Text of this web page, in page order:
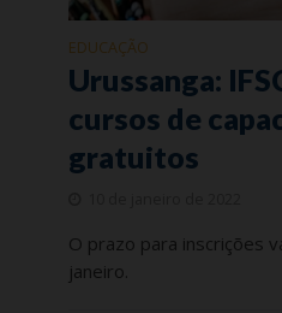
EDUCAÇÃO
Urussanga:
cursos de
gratuitos
O prazo para inscrições
janeiro.